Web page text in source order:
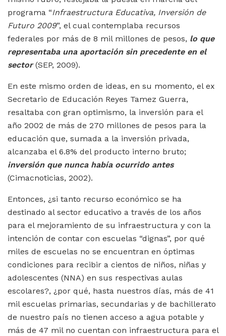
programa “Infraestructura Educativa, Inversión de
Futuro 2009”, el cual contemplaba recursos
federales por más de 8 mil millones de pesos, lo que
representaba una aportación sin precedente en el
sector(SEP, 2009).
En este mismo orden de ideas, en su momento, el ex
Secretario de Educación Reyes Tamez Guerra,
resaltaba con gran optimismo, la inversión para el
año 2002 de más de 270 millones de pesos para la
educación que, sumada a la inversión privada,
alcanzaba el 6.8% del producto interno bruto;
inversión que nunca había ocurrido antes
(Cimacnoticias, 2002).
Entonces, ¿si tanto recurso económico se ha
destinado al sector educativo a través de los años
para el mejoramiento de su infraestructura y con la
intención de contar con escuelas “dignas”, por qué
miles de escuelas no se encuentran en óptimas
condiciones para recibir a cientos de niños, niñas y
adolescentes (NNA) en sus respectivas aulas
escolares?, ¿por qué, hasta nuestros días, más de 41
mil escuelas primarias, secundarias y de bachillerato
de nuestro país no tienen acceso a agua potable y
más de 47 mil no cuentan con infraestructura para el